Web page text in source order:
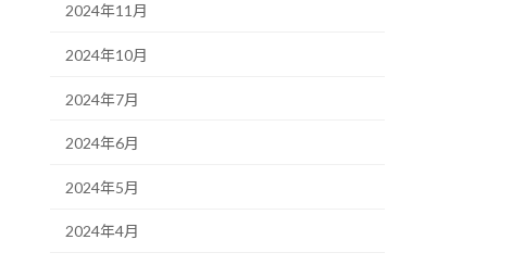
2024年11月
2024年10月
2024年7月
2024年6月
2024年5月
2024年4月